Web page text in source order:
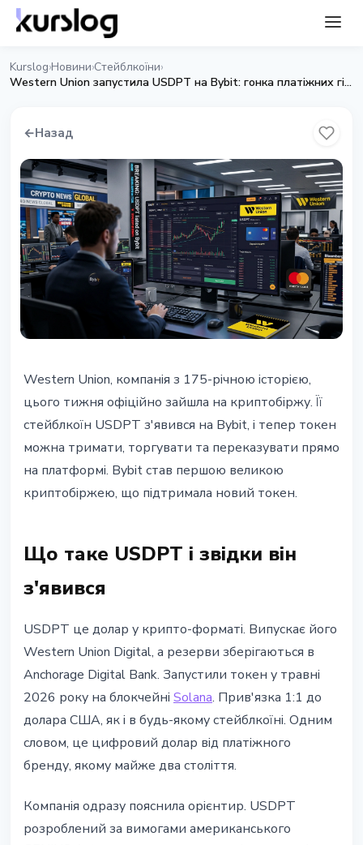
Kurslog›Новини›Стейблкоїни›
Western Union запустила USDPT на Bybit: гонка платіжних гігантів за стейблкоїни
←Назад
Western Union запустила
стейблкоїн USDPT на Bybit: гонка
платіжних гігантів починається
5 червня 2026 р.3 хв читання
Наталія Дорофєєва
Western Union, компанія з 175-річною історією,
цього тижня офіційно зайшла на криптобіржу. Її
стейблкоїн USDPT з'явився на Bybit, і тепер токен
можна тримати, торгувати та переказувати прямо
на платформі. Bybit став першою великою
криптобіржею, що підтримала новий токен.
Що таке USDPT і звідки він
з'явився
USDPT це долар у крипто-форматі. Випускає його
Western Union Digital, а резерви зберігаються в
Anchorage Digital Bank. Запустили токен у травні
2026 року на блокчейні Solana. Прив'язка 1:1 до
долара США, як і в будь-якому стейблкоїні. Одним
словом, це цифровий долар від платіжного
бренду, якому майже два століття.
Компанія одразу пояснила орієнтир. USDPT
розроблений за вимогами американського